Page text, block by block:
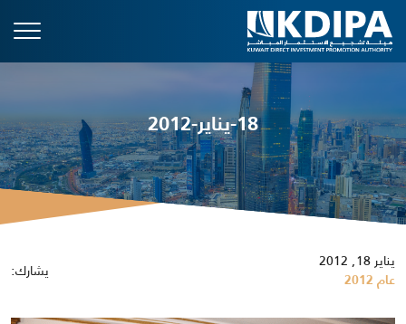
18-يناير-2012
يناير 18, 2012
عام 2012 يشارك: